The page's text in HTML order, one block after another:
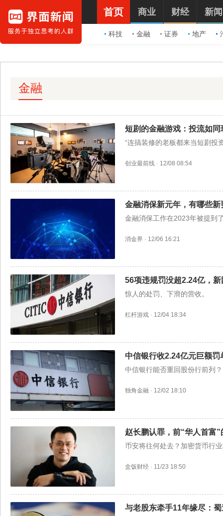
首页
科技 金融 证券 地产
商业 财经 新闻
金融
短剧的金融游戏：投流如
“连搞装修的老板都来当短剧投
创业最前线 · 12/08 08:54
金融消保新元年，有哪些
金融消保工作在2023年被提到
消金界 · 12/06 16:21
56项违规罚没超2.24亿，
惊人的处罚、下滑的营收。
杠杆游戏 · 12/04 18:34
中信银行收2.24亿元巨额
中信银行能否重回股份行前列？
独角金融 · 12/02 18:10
赵长鹏认罪，前“华人首富
币安将往何处去？加密货币行
盒饭财经 · 11/23 18:50
与老股东牵手11年缘尽：